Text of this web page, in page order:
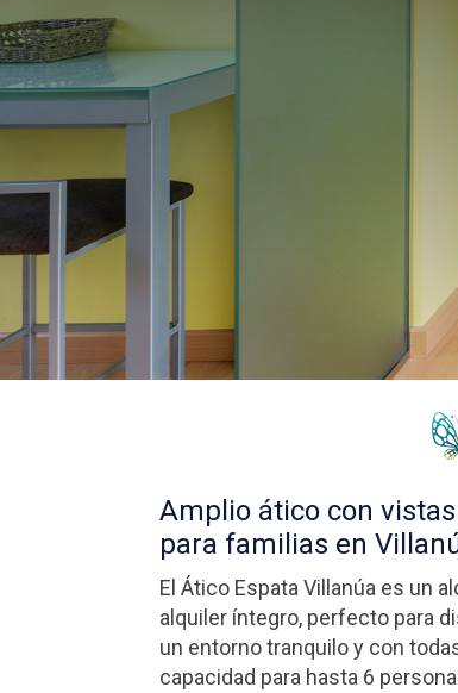
Amplio ático con
para familias en
El Ático Espata Villanúa es un
alquiler íntegro, perfecto para
un entorno tranquilo y con
capacidad para hasta 6